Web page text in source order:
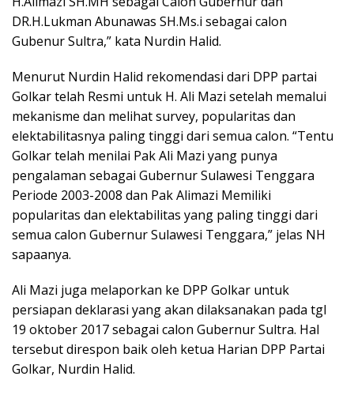
DR.H.Lukman Abunawas SH.Ms.i sebagai calon
Gubenur Sultra,” kata Nurdin Halid.
Menurut Nurdin Halid rekomendasi dari DPP partai
Golkar telah Resmi untuk H. Ali Mazi setelah memalui
mekanisme dan melihat survey, popularitas dan
elektabilitasnya paling tinggi dari semua calon. “Tentu
Golkar telah menilai Pak Ali Mazi yang punya
pengalaman sebagai Gubernur Sulawesi Tenggara
Periode 2003-2008 dan Pak Alimazi Memiliki
popularitas dan elektabilitas yang paling tinggi dari
semua calon Gubernur Sulawesi Tenggara,” jelas NH
sapaanya.
Ali Mazi juga melaporkan ke DPP Golkar untuk
persiapan deklarasi yang akan dilaksanakan pada tgl
19 oktober 2017 sebagai calon Gubernur Sultra. Hal
tersebut direspon baik oleh ketua Harian DPP Partai
Golkar, Nurdin Halid.